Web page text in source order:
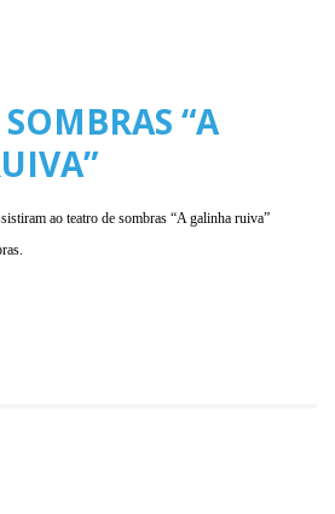
“A
ao teatro de sombras “A galinha ruiva”